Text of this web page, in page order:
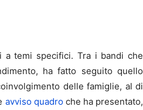
temi specifici. Tra i bandi che
ha fatto seguito quello
delle famiglie, al di
avviso quadroche ha presentato,